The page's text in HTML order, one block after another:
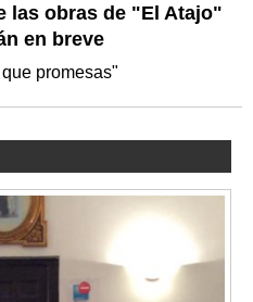
las obras de "El Atajo"
en breve
promesas"